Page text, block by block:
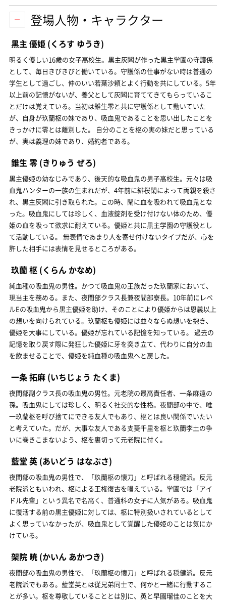
登場人物・キャラクター
黒主 優姫 (くろす ゆうき)
明るく優しい16歳の女子高校生。黒主灰閻が作った黒主学園の守護係
として、毎日きびきびと働いている。守護係の仕事がない時は普通の
学生として過ごし、仲のいい若葉沙頼とよく行動を共にしている。5年
以上前の記憶がないが、養父として灰閻に育ててきてもらっているこ
とだけは覚えている。当初は錐生零と共に守護係として動いていた
が、自身が玖蘭枢の妹であり、吸血鬼であることを思い出したことを
きっかけに零とは離別した。 自分のことを枢の実の妹だと思っている
が、実は義理の妹であり、婚約者である。
錐生 零 (きりゅう ぜろ)
黒主優姫の幼なじみであり、後天的な吸血鬼の男子高校生。元々は吸
血鬼ハンターの一族の生まれだが、4年前に緋桜閑によって両親を殺さ
れ、黒主灰閻に引き取られた。この時、閑に血を吸われて吸血鬼とな
った。吸血鬼にしては珍しく、血液錠剤を受け付けない体のため、優
姫の血を吸って欲求に耐えている。優姫と共に黒主学園の守護役とし
て活動している。 無表情であまり人を寄せ付けないタイプだが、心を
許した相手には表情を見せるところがある。
玖蘭 枢 (くらん かなめ)
純血種の吸血鬼の男性。かつて吸血鬼の王族だった玖蘭家において、
現当主を務める。また、夜間部クラス長兼夜間部寮長。10年前にレベ
ルEの吸血鬼から黒主優姫を助け、そのことにより優姫からは恩義以上
の想いを向けられている。玖蘭枢も優姫には並々ならぬ想いを抱き、
優姫を大事にしている。優姫が忘れている記憶を知っている。 過去の
記憶を取り戻す際に発狂した優姫に牙を突き立て、代わりに自分の血
を飲ませることで、優姫を純血種の吸血鬼へと戻した。
一条 拓麻 (いちじょう たくま)
夜間部副クラス長の吸血鬼の男性。元老院の最高責任者、一条麻遠の
孫。吸血鬼にしては珍しく、明るく社交的な性格。夜間部の中で、唯
一玖蘭枢を呼び捨てにできる友人でもあり、枢とは良い関係でいたい
と考えていた。だが、大事な友人である支葵千里を枢と玖蘭李土の争
いに巻きこまないよう、枢を裏切って元老院に付く。
藍堂 英 (あいどう はなぶさ)
夜間部の吸血鬼の男性で、「玖蘭枢の懐刀」と呼ばれる穏健派。反元
老院派ともいわれ、枢による王権復古を唱えている。学園では「アイ
ドル先輩」という異名で名高く、普通科の女子に人気がある。吸血鬼
に復活する前の黒主優姫に対しては、枢に特別扱いされているとして
よく思っていなかったが、吸血鬼として覚醒した優姫のことは気にか
けている。
架院 暁 (かいん あかつき)
夜間部の吸血鬼の男性で、「玖蘭枢の懐刀」と呼ばれる穏健派。反元
老院派でもある。藍堂英とは従兄弟同士で、何かと一緒に行動するこ
とが多い。枢を尊敬していることとは別に、英と早園瑠佳のことを大